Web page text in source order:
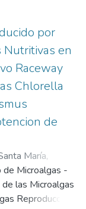
de
de
y
Estructuras
Biol Tipos de
por
Nutritivas en
Raceway
Chlorella
de
María,
Claudia
Jorge Luis
Microalgas -
las Microalgas
Reproducción